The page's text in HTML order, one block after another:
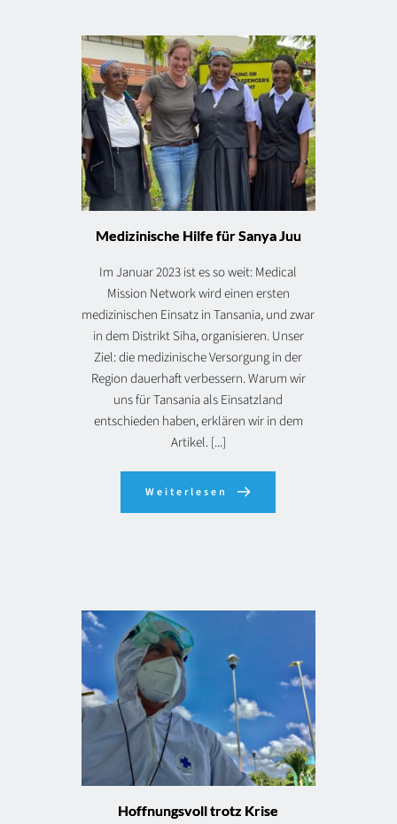
Medizinische Hilfe für Sanya Juu
Im Januar 2023 ist es so weit: Medical
Mission Network wird einen ersten
medizinischen Einsatz in Tansania, und zwar
in dem Distrikt Siha, organisieren. Unser
Ziel: die medizinische Versorgung in der
Region dauerhaft verbessern. Warum wir
uns für Tansania als Einsatzland
entschieden haben, erklären wir in dem
Artikel. [...]
Weiterlesen
Hoffnungsvoll trotz Krise